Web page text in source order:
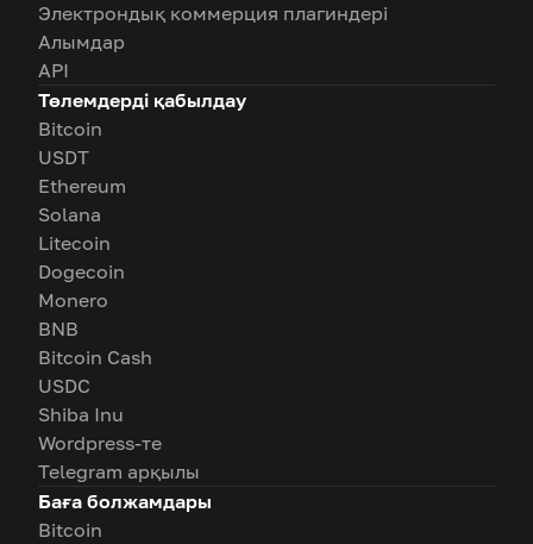
Электрондық коммерция плагиндері
Алымдар
API
Төлемдерді қабылдау
Bitcoin
USDT
Ethereum
Solana
Litecoin
Dogecoin
Monero
BNB
Bitcoin Cash
USDC
Shiba Inu
Wordpress-те
Telegram арқылы
Баға болжамдары
Bitcoin